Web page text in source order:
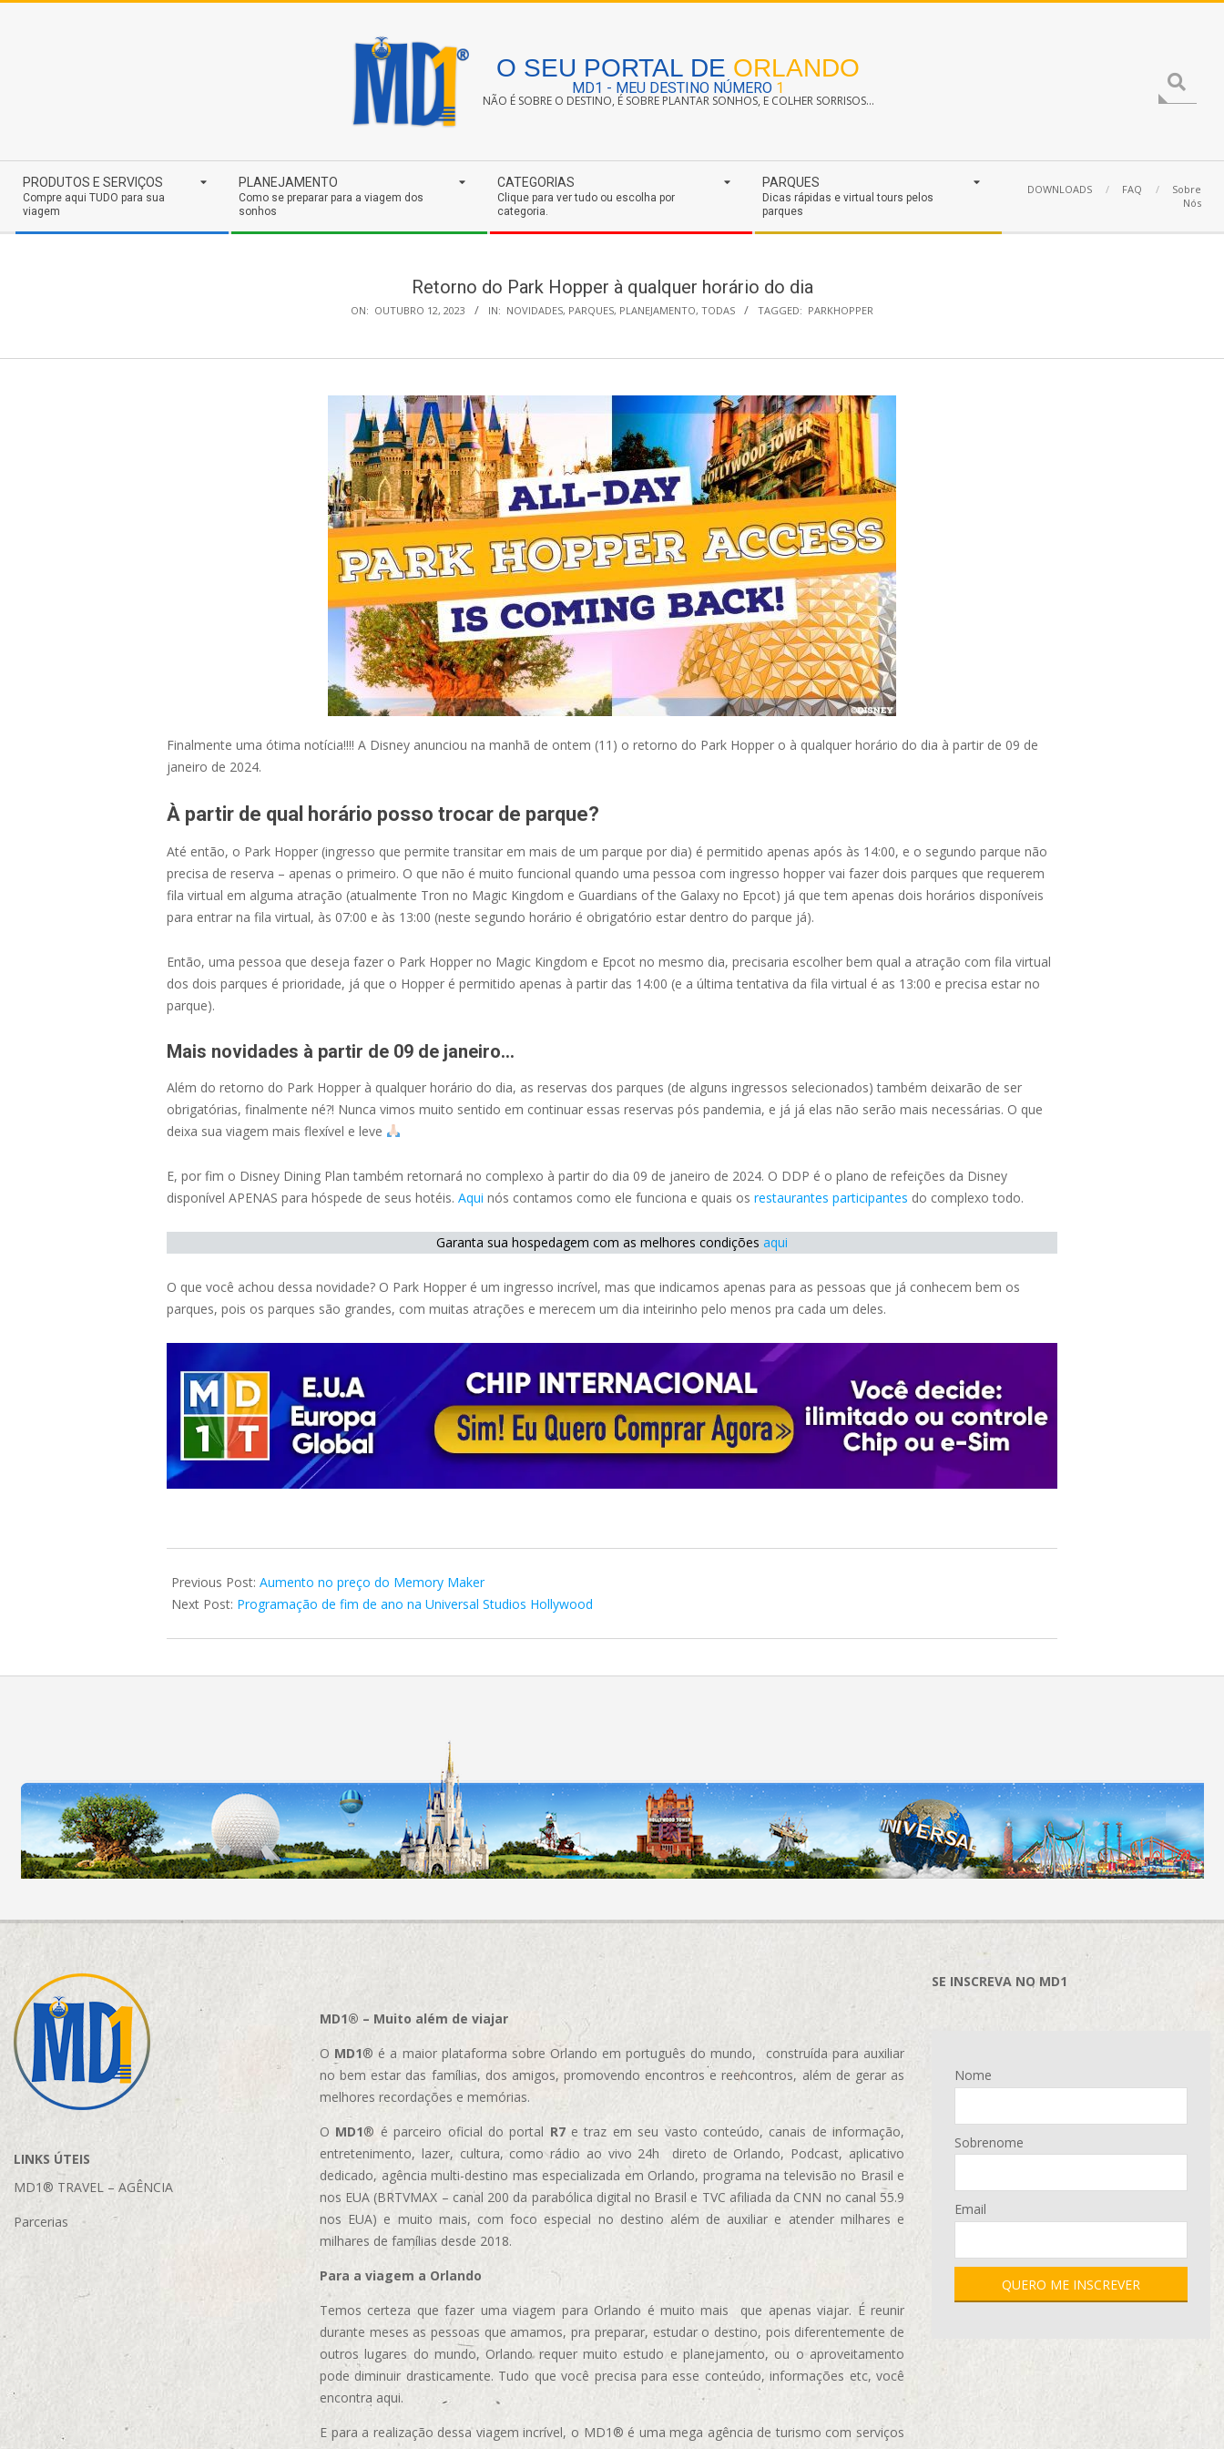
O SEU PORTAL DE ORLANDO
MD1 - MEU DESTINO NÚMERO 1
NÃO É SOBRE O DESTINO, É SOBRE PLANTAR SONHOS, E COLHER SORRISOS...
Navigation
Menu
PRODUTOS E SERVIÇOS
Compre aqui TUDO para sua
viagem
PLANEJAMENTO
Como se preparar para a viagem dos
sonhos
CATEGORIAS
Clique para ver tudo ou escolha por
categoria.
PARQUES
Dicas rápidas e virtual tours pelos
parques
DOWNLOADS FAQ
Sobre
Nós
Retorno do Park Hopper à qualquer horário do dia
ON: OUTUBRO 12, 2023 IN: NOVIDADES, PARQUES, PLANEJAMENTO, TODAS TAGGED: PARKHOPPER
Finalmente uma ótima notícia!!!! A Disney anunciou na manhã de ontem (11) o retorno do Park Hopper o à qualquer horário do dia à partir de 09 de
janeiro de 2024.
À partir de qual horário posso trocar de parque?
Até então, o Park Hopper (ingresso que permite transitar em mais de um parque por dia) é permitido apenas após às 14:00, e o segundo parque não
precisa de reserva – apenas o primeiro. O que não é muito funcional quando uma pessoa com ingresso hopper vai fazer dois parques que requerem
fila virtual em alguma atração (atualmente Tron no Magic Kingdom e Guardians of the Galaxy no Epcot) já que tem apenas dois horários disponíveis
para entrar na fila virtual, às 07:00 e às 13:00 (neste segundo horário é obrigatório estar dentro do parque já).
Então, uma pessoa que deseja fazer o Park Hopper no Magic Kingdom e Epcot no mesmo dia, precisaria escolher bem qual a atração com fila virtual
dos dois parques é prioridade, já que o Hopper é permitido apenas à partir das 14:00 (e a última tentativa da fila virtual é as 13:00 e precisa estar no
parque).
Mais novidades à partir de 09 de janeiro…
Além do retorno do Park Hopper à qualquer horário do dia, as reservas dos parques (de alguns ingressos selecionados) também deixarão de ser
obrigatórias, finalmente né?! Nunca vimos muito sentido em continuar essas reservas pós pandemia, e já já elas não serão mais necessárias. O que
deixa sua viagem mais flexível e leve
E, por fim o Disney Dining Plan também retornará no complexo à partir do dia 09 de janeiro de 2024. O DDP é o plano de refeições da Disney
disponível APENAS para hóspede de seus hotéis. Aqui nós contamos como ele funciona e quais os restaurantes participantes do complexo todo.
Garanta sua hospedagem com as melhores condições aqui
O que você achou dessa novidade? O Park Hopper é um ingresso incrível, mas que indicamos apenas para as pessoas que já conhecem bem os
parques, pois os parques são grandes, com muitas atrações e merecem um dia inteirinho pelo menos pra cada um deles.
10-
12
Previous Post: Aumento no preço do Memory Maker
Next Post: Programação de fim de ano na Universal Studios Hollywood
LINKS ÚTEIS
MD1® TRAVEL – AGÊNCIA
Parcerias
MD1® – Muito além de viajar
O MD1® é a maior plataforma sobre Orlando em português do mundo, construída para auxiliar
no bem estar das famílias, dos amigos, promovendo encontros e reencontros, além de gerar as
melhores recordações e memórias.
O MD1® é parceiro oficial do portal R7e traz em seu vasto conteúdo, canais de informação,
entretenimento, lazer, cultura, como rádio ao vivo 24h direto de Orlando, Podcast, aplicativo
dedicado, agência multi-destino mas especializada em Orlando, programa na televisão no Brasil e
nos EUA (BRTVMAX – canal 200 da parabólica digital no Brasil e TVC afiliada da CNN no canal 55.9
nos EUA) e muito mais, com foco especial no destino além de auxiliar e atender milhares e
milhares de famílias desde 2018.
Para a viagem a Orlando
Temos certeza que fazer uma viagem para Orlando é muito mais que apenas viajar. É reunir
durante meses as pessoas que amamos, pra preparar, estudar o destino, pois diferentemente de
outros lugares do mundo, Orlando requer muito estudo e planejamento, ou o aproveitamento
pode diminuir drasticamente. Tudo que você precisa para esse conteúdo, informações etc, você
encontra aqui.
E para a realização dessa viagem incrível, o MD1® é uma mega agência de turismo com serviços
SE INSCREVA NO MD1
Nome
Sobrenome
Email